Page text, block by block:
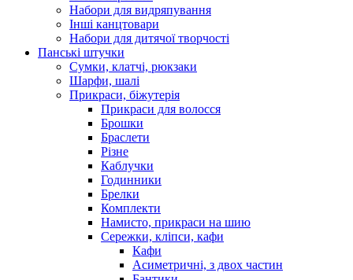
Набори для видряпування
Інші канцтовари
Набори для дитячої творчості
Панські штучки
Сумки, клатчі, рюкзаки
Шарфи, шалі
Прикраси, біжутерія
Прикраси для волосся
Брошки
Браслети
Різне
Каблучки
Годинники
Брелки
Комплекти
Намисто, прикраси на шию
Сережки, кліпси, кафи
Кафи
Асиметричні, з двох частин